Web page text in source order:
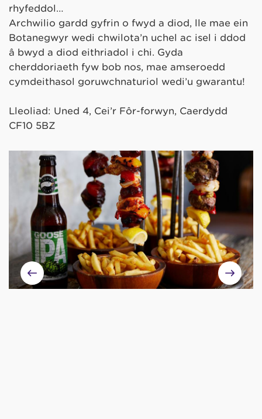
rhyfeddol…
Archwilio gardd gyfrin o fwyd a diod, lle mae ein
Botanegwyr wedi chwilota’n uchel ac isel i ddod
â bwyd a diod eithriadol i chi. Gyda
cherddoriaeth fyw bob nos, mae amseroedd
cymdeithasol goruwchnaturiol wedi’u gwarantu!
Lleoliad: Uned 4, Cei’r Fôr-forwyn, Caerdydd
CF10 5BZ